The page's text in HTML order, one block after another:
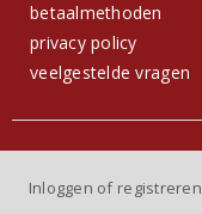
betaalmethoden
privacy policy
veelgestelde vragen
Inloggen of registreren